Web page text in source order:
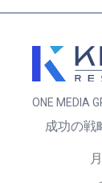
ONE MEDIA
成功の戦